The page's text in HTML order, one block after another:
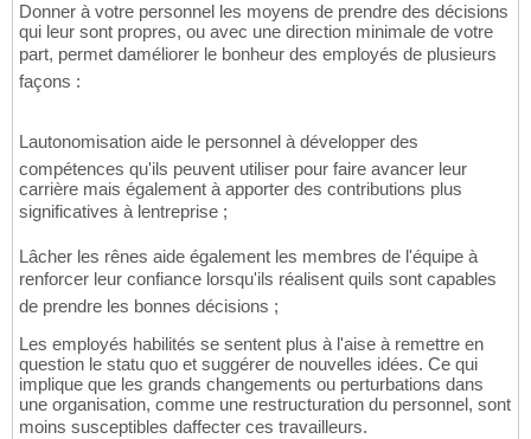
Donner à votre personnel les moyens de prendre des décisions
qui leur sont propres, ou avec une direction minimale de votre
part, permet daméliorer le bonheur des employés de plusieurs
façons :
Lautonomisation aide le personnel à développer des
compétences qu'ils peuvent utiliser pour faire avancer leur
carrière mais également à apporter des contributions plus
significatives à lentreprise ;
Lâcher les rênes aide également les membres de l'équipe à
renforcer leur confiance lorsqu'ils réalisent quils sont capables
de prendre les bonnes décisions ;
Les employés habilités se sentent plus à l'aise à remettre en
question le statu quo et suggérer de nouvelles idées. Ce qui
implique que les grands changements ou perturbations dans
une organisation, comme une restructuration du personnel, sont
moins susceptibles daffecter ces travailleurs.